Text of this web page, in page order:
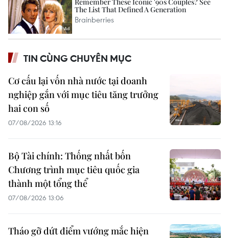
TIN CÙNG CHUYÊN MỤC
Cơ cấu lại vốn nhà nước tại doanh
nghiệp gắn với mục tiêu tăng trưởng
hai con số
07/08/2026 13:16
Bộ Tài chính: Thống nhất bốn
Chương trình mục tiêu quốc gia
thành một tổng thể
07/08/2026 13:06
Tháo gỡ dứt điểm vướng mắc hiện